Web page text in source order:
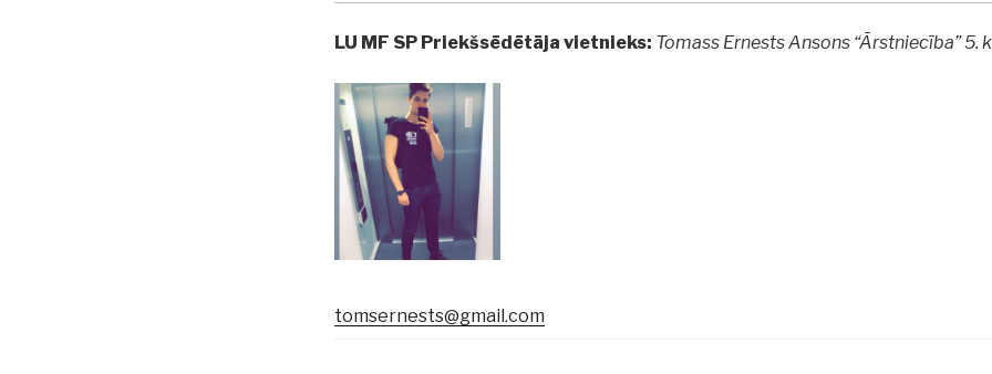
LU MF SP Priekšsēdētāja vietnieks: Tomass Ernests Ansons “Ārstniecība” 5.
tomsernests@gmail.com